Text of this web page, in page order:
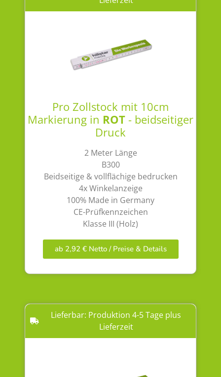
Pro Zollstock mit 10cm
Markierung in ROT- beidseitiger
Druck
2 Meter Länge
B300
Beidseitige & vollflächige bedrucken
4x Winkelanzeige
100% Made in Germany
CE-Prüfkennzeichen
Klasse III (Holz)
ab 2,92 € Netto / Preise & Details
Lieferbar: Produktion 4-5 Tage plus
Lieferzeit